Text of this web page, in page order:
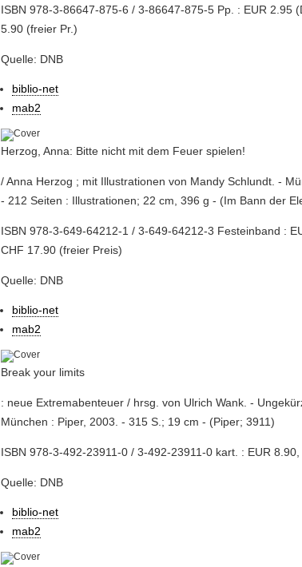
ISBN 978-3-86647-875-6 / 3-86647-875-5 Pp. : EUR 2.95
5.90 (freier Pr.)
Quelle: DNB
biblio-net
mab2
Herzog, Anna: Bitte nicht mit dem Feuer spielen!
/ Anna Herzog ; mit Illustrationen von Mandy Schlundt. -
- 212 Seiten : Illustrationen; 22 cm, 396 g - (Im Bann der
ISBN 978-3-649-64212-1 / 3-649-64212-3 Festeinband :
CHF 17.90 (freier Preis)
Quelle: DNB
biblio-net
mab2
Break your limits
: neue Extremabenteuer / hrsg. von Ulrich Wank. -
München : Piper, 2003. - 315 S.; 19 cm - (Piper; 3911)
ISBN 978-3-492-23911-0 / 3-492-23911-0 kart. : EUR
Quelle: DNB
biblio-net
mab2